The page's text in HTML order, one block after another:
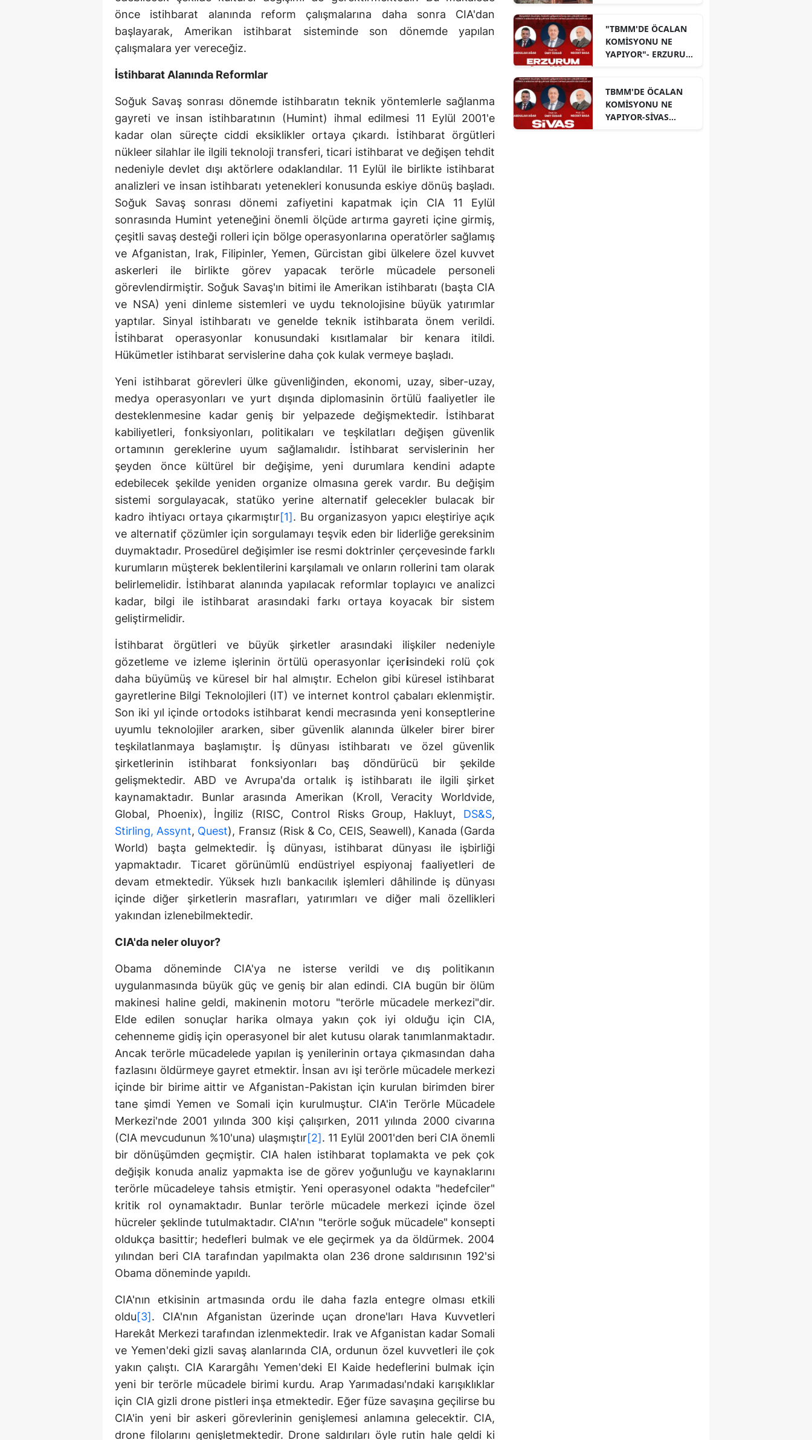
önce istihbarat alanında reform çalışmalarına daha sonra CIA'dan
başlayarak, Amerikan istihbarat sisteminde son dönemde yapılan
çalışmalara yer vereceğiz.
İstihbarat Alanında Reformlar
Soğuk Savaş sonrası dönemde istihbaratın teknik yöntemlerle sağlanma
gayreti ve insan istihbaratının (Humint) ihmal edilmesi 11 Eylül 2001'e
kadar olan süreçte ciddi eksiklikler ortaya çıkardı. İstihbarat örgütleri
nükleer silahlar ile ilgili teknoloji transferi, ticari istihbarat ve değişen tehdit
nedeniyle devlet dışı aktörlere odaklandılar. 11 Eylül ile birlikte istihbarat
analizleri ve insan istihbaratı yetenekleri konusunda eskiye dönüş başladı.
Soğuk Savaş sonrası dönemi zafiyetini kapatmak için CIA 11 Eylül
sonrasında Humint yeteneğini önemli ölçüde artırma gayreti içine girmiş,
çeşitli savaş desteği rolleri için bölge operasyonlarına operatörler sağlamış
ve Afganistan, Irak, Filipinler, Yemen, Gürcistan gibi ülkelere özel kuvvet
askerleri ile birlikte görev yapacak terörle mücadele personeli
görevlendirmiştir. Soğuk Savaş'ın bitimi ile Amerikan istihbaratı (başta CIA
ve NSA) yeni dinleme sistemleri ve uydu teknolojisine büyük yatırımlar
yaptılar. Sinyal istihbaratı ve genelde teknik istihbarata önem verildi.
İstihbarat operasyonlar konusundaki kısıtlamalar bir kenara itildi.
Hükümetler istihbarat servislerine daha çok kulak vermeye başladı.
Yeni istihbarat görevleri ülke güvenliğinden, ekonomi, uzay, siber-uzay,
medya operasyonları ve yurt dışında diplomasinin örtülü faaliyetler ile
desteklenmesine kadar geniş bir yelpazede değişmektedir. İstihbarat
kabiliyetleri, fonksiyonları, politikaları ve teşkilatları değişen güvenlik
ortamının gereklerine uyum sağlamalıdır. İstihbarat servislerinin her
şeyden önce kültürel bir değişime, yeni durumlara kendini adapte
edebilecek şekilde yeniden organize olmasına gerek vardır. Bu değişim
sistemi sorgulayacak, statüko yerine alternatif gelecekler bulacak bir
kadro ihtiyacı ortaya çıkarmıştır[1]. Bu organizasyon yapıcı eleştiriye açık
ve alternatif çözümler için sorgulamayı teşvik eden bir liderliğe gereksinim
duymaktadır. Prosedürel değişimler ise resmi doktrinler çerçevesinde farklı
kurumların müşterek beklentilerini karşılamalı ve onların rollerini tam olarak
belirlemelidir. İstihbarat alanında yapılacak reformlar toplayıcı ve analizci
kadar, bilgi ile istihbarat arasındaki farkı ortaya koyacak bir sistem
geliştirmelidir.
İstihbarat örgütleri ve büyük şirketler arasındaki ilişkiler nedeniyle
gözetleme ve izleme işlerinin örtülü operasyonlar içerisindeki rolü çok
daha büyümüş ve küresel bir hal almıştır. Echelon gibi küresel istihbarat
gayretlerine Bilgi Teknolojileri (IT) ve internet kontrol çabaları eklenmiştir.
Son iki yıl içinde ortodoks istihbarat kendi mecrasında yeni konseptlerine
uyumlu teknolojiler ararken, siber güvenlik alanında ülkeler birer birer
teşkilatlanmaya başlamıştır. İş dünyası istihbaratı ve özel güvenlik
şirketlerinin istihbarat fonksiyonları baş döndürücü bir şekilde
gelişmektedir. ABD ve Avrupa'da ortalık iş istihbaratı ile ilgili şirket
kaynamaktadır. Bunlar arasında Amerikan (Kroll, Veracity Worldvide,
Global, Phoenix), İngiliz (RISC, Control Risks Group, Hakluyt, DS&S,
Stirling, Assynt, Quest), Fransız (Risk & Co, CEIS, Seawell), Kanada (Garda
World) başta gelmektedir. İş dünyası, istihbarat dünyası ile işbirliği
yapmaktadır. Ticaret görünümlü endüstriyel espiyonaj faaliyetleri de
devam etmektedir. Yüksek hızlı bankacılık işlemleri dâhilinde iş dünyası
içinde diğer şirketlerin masrafları, yatırımları ve diğer mali özellikleri
yakından izlenebilmektedir.
CIA'da neler oluyor?
Obama döneminde CIA'ya ne isterse verildi ve dış politikanın
uygulanmasında büyük güç ve geniş bir alan edindi. CIA bugün bir ölüm
makinesi haline geldi, makinenin motoru "terörle mücadele merkezi"dir.
Elde edilen sonuçlar harika olmaya yakın çok iyi olduğu için CIA,
cehenneme gidiş için operasyonel bir alet kutusu olarak tanımlanmaktadır.
Ancak terörle mücadelede yapılan iş yenilerinin ortaya çıkmasından daha
fazlasını öldürmeye gayret etmektir. İnsan avı işi terörle mücadele merkezi
içinde bir birime aittir ve Afganistan-Pakistan için kurulan birimden birer
tane şimdi Yemen ve Somali için kurulmuştur. CIA'in Terörle Mücadele
Merkezi'nde 2001 yılında 300 kişi çalışırken, 2011 yılında 2000 civarına
(CIA mevcudunun %10'una) ulaşmıştır[2]. 11 Eylül 2001'den beri CIA önemli
bir dönüşümden geçmiştir. CIA halen istihbarat toplamakta ve pek çok
değişik konuda analiz yapmakta ise de görev yoğunluğu ve kaynaklarını
terörle mücadeleye tahsis etmiştir. Yeni operasyonel odakta "hedefciler"
kritik rol oynamaktadır. Bunlar terörle mücadele merkezi içinde özel
hücreler şeklinde tutulmaktadır. CIA'nın "terörle soğuk mücadele" konsepti
oldukça basittir; hedefleri bulmak ve ele geçirmek ya da öldürmek. 2004
yılından beri CIA tarafından yapılmakta olan 236 drone saldırısının 192'si
Obama döneminde yapıldı.
CIA'nın etkisinin artmasında ordu ile daha fazla entegre olması etkili
oldu[3]. CIA'nın Afganistan üzerinde uçan drone'ları Hava Kuvvetleri
Harekât Merkezi tarafından izlenmektedir. Irak ve Afganistan kadar Somali
ve Yemen'deki gizli savaş alanlarında CIA, ordunun özel kuvvetleri ile çok
yakın çalıştı. CIA Karargâhı Yemen'deki El Kaide hedeflerini bulmak için
yeni bir terörle mücadele birimi kurdu. Arap Yarımadası'ndaki karışıklıklar
için CIA gizli drone pistleri inşa etmektedir. Eğer füze savaşına geçilirse bu
CIA'in yeni bir askeri görevlerinin genişlemesi anlamına gelecektir. CIA,
drone filolarını genişletmektedir. Drone saldırıları öyle rutin hale geldi ki
"TBMM'DE ÖCALAN
KOMİSYONU NE
YAPIYOR"- ERZURUM
TBMM'DE ÖCALAN
KOMİSYONU NE
YAPIYOR-SİVAS